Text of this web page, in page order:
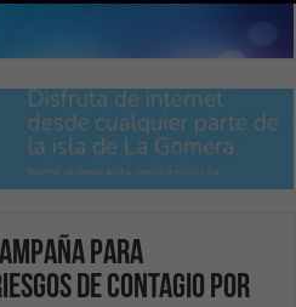
para
de contagio por